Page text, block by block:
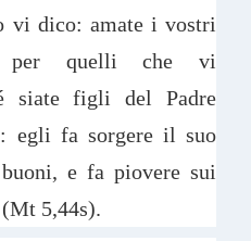
vi dico: amate i vostri
per quelli che vi
siate figli del Padre
egli fa sorgere il suo
e fa piovere sui
5,44s).